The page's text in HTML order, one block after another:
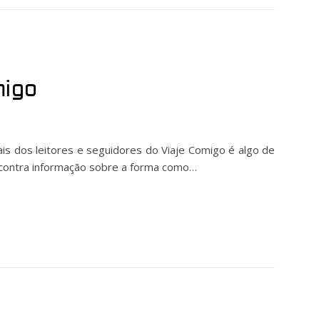
dos leitores e seguidores do Viaje Comigo é algo de
informação sobre a forma como…